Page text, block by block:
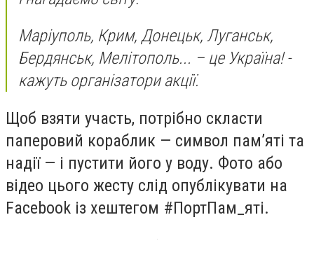
Маріуполь, Крим, Донецьк, Луганськ,
Бердянськ, Мелітополь... – це Україна! -
кажуть організатори акції.
Щоб взяти участь, потрібно скласти
паперовий кораблик — символ пам’яті та
надії — і пустити його у воду. Фото або
відео цього жесту слід опублікувати на
Facebook із хештегом #ПортПам_яті.